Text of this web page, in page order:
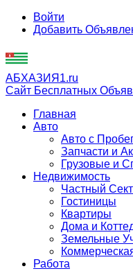
Войти
Добавить
АБХАЗИЯ1.ru
Сайт Бесплатных
Главная
Авто
Авто с
Запчасти и
Грузовые и
Недвижимость
Частный
Гостиницы
Квартиры
Дома и
Земельные
Работа